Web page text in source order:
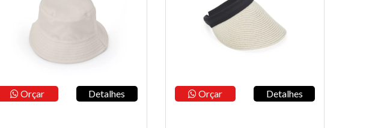
Orçar Detalhes Orçar Detalhes